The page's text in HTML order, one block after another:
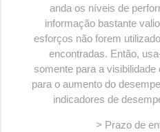
anda os níveis de
informação bastante
esforços não forem
encontradas. Então,
somente para a
para o aumento do
indicadores de
> Prazo de